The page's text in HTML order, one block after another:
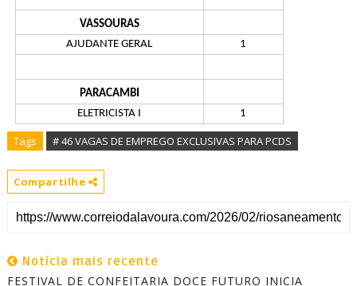
VASSOURAS
AJUDANTE GERAL
1
PARACAMBI
ELETRICISTA I
1
Tags # 46 VAGAS DE EMPREGO EXCLUSIVAS PARA PCDS
Compartilhe
Notícia mais recente
FESTIVAL DE CONFEITARIA DOCE FUTURO INICIA